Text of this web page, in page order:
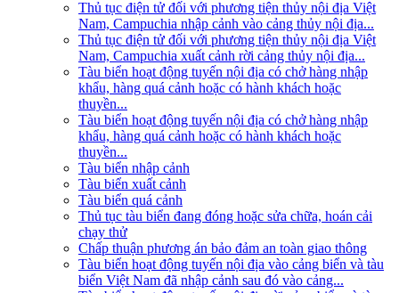
Thủ tục điện tử đối với phương tiện thủy nội địa Việt
Nam, Campuchia nhập cảnh vào cảng thủy nội địa...
Thủ tục điện tử đối với phương tiện thủy nội địa Việt
Nam, Campuchia xuất cảnh rời cảng thủy nội địa...
Tàu biển hoạt động tuyến nội địa có chở hàng nhập
khẩu, hàng quá cảnh hoặc có hành khách hoặc
thuyền...
Tàu biển hoạt động tuyến nội địa có chở hàng nhập
khẩu, hàng quá cảnh hoặc có hành khách hoặc
thuyền...
Tàu biển nhập cảnh
Tàu biển xuất cảnh
Tàu biển quá cảnh
Thủ tục tàu biển đang đóng hoặc sửa chữa, hoán cải
chạy thử
Chấp thuận phương án bảo đảm an toàn giao thông
Tàu biển hoạt động tuyến nội địa vào cảng biển và tàu
biển Việt Nam đã nhập cảnh sau đó vào cảng...